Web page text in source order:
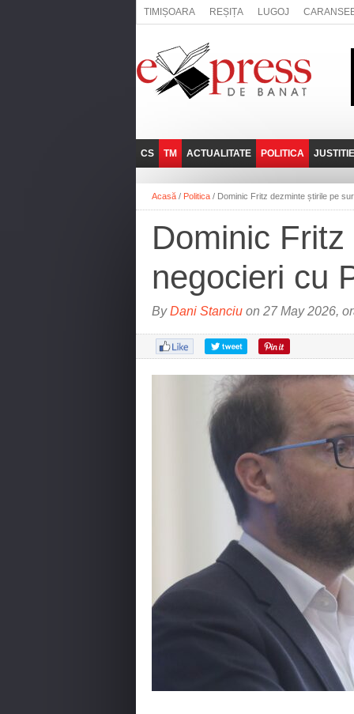
TIMIȘOARA REȘIȚA LUGOJ
CS
REȘIȚA
CARANSEBEȘ
ANINA
BOCŞA
MOLDOVA NOUĂ
ORAVIȚA
OȚELU ROŞU
TM
LUGOJ
TIMIȘOARA
ACTUALITATE
ADMINISTRATIE
NAȚIONAL
SOCIAL
POLITICA
EXPRESSLIVE
INTERVIURILE
JUSTITIE
Acasă / Politica / Dominic Fritz dezminte știrile pe
Dominic
negocieri cu
ByDani Stanciu on 27 May 2026,